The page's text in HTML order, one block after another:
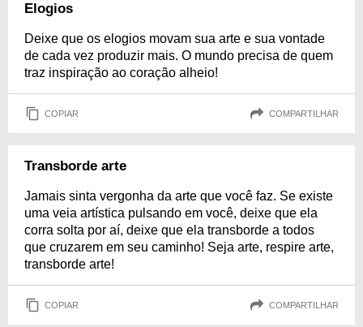
Elogios
Deixe que os elogios movam sua arte e sua vontade
de cada vez produzir mais. O mundo precisa de quem
traz inspiração ao coração alheio!
COPIAR COMPARTILHAR
Transborde arte
Jamais sinta vergonha da arte que você faz. Se existe
uma veia artística pulsando em você, deixe que ela
corra solta por aí, deixe que ela transborde a todos
que cruzarem em seu caminho! Seja arte, respire arte,
transborde arte!
COPIAR COMPARTILHAR